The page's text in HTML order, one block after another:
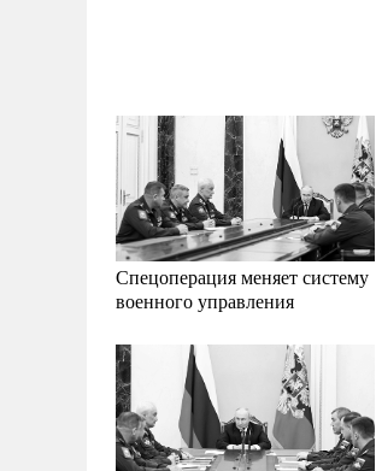
Спецоперация меняет систему
военного управления